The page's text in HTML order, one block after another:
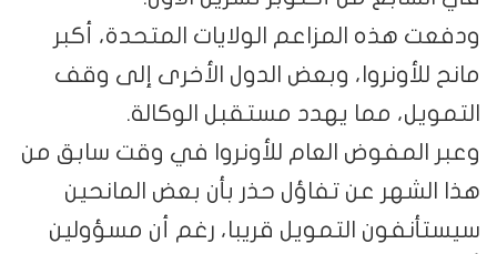
ودفعت هذه المزاعم الولايات المتحدة، أكبر
مانح للأونروا، وبعض الدول الأخرى إلى وقف
التمويل، مما يهدد مستقبل الوكالة.
وعبر المفوض العام للأونروا في وقت سابق من
هذا الشهر عن تفاؤل حذر بأن بعض المانحين
سيستأنفون التمويل قريبا، رغم أن مسؤولين